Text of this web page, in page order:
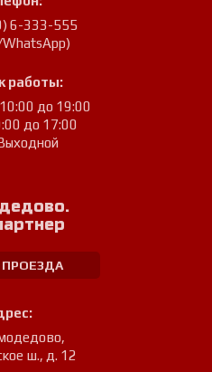
6-333-555
работы:
до 19:00
до 17:00
ПРОЕЗДА
,
ш., д. 12